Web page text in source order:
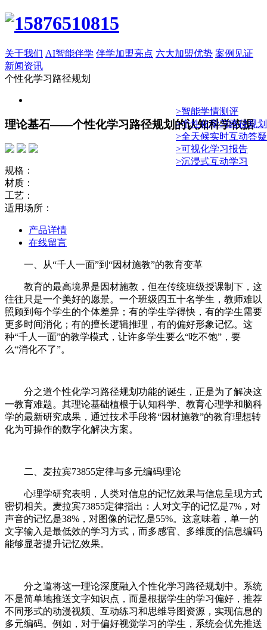
关于我们 AI智能伴学 伴学加盟亮点 六大加盟优势 案例见证
新闻资讯
个性化学习路径规划
>智能学情测评
>个性化学习路径规划
>全天候实时互动答疑
>可视化学习报告
>沉浸式互动学习
理论基石——个性化学习路径规划的认知科学依据
规格：
材质：
工艺：
适用场所：
产品详情
在线留言
一、从“千人一面”到“因材施教”的教育变革
教育的最高境界是因材施教，但在传统班级授课制下，这
往往只是一个美好的愿景。一个班级四五十名学生，教师难以
照顾到每个学生的个体差异；有的学生学得快，有的学生需要
更多时间消化；有的擅长逻辑推理，有的偏好形象记忆。这
种“千人一面”的教学模式，让许多学生要么“吃不饱”，要
么“消化不了”。
分之道个性化学习路径规划功能的诞生，正是为了解决这
一教育难题。其理论基础植根于认知科学、教育心理学和脑科
学的最新研究成果，通过技术手段将“因材施教”的教育理想转
化为可操作的数字化解决方案。
二、麦拉宾73855定律与多元编码理论
心理学研究表明，人类对信息的记忆效果与信息呈现方式
密切相关。麦拉宾73855定律指出：人对文字的记忆是7%，对
声音的记忆是38%，对图像的记忆是55%。这意味着，单一的
文字输入是最低效的学习方式，而多感官、多维度的信息编码
能够显著提升记忆效果。
分之道将这一理论深度融入个性化学习路径规划中。系统
不是简单地推送文字知识点，而是根据学生的学习偏好，推荐
不同形式的动漫视频、互动练习和思维导图资源，实现信息的
多元编码。例如，对于偏好视觉学习的学生，系统会优先推送